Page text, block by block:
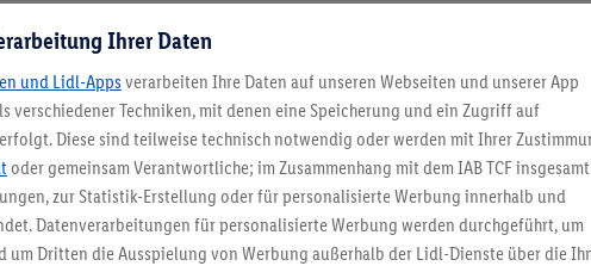
5.95 € Versand sparen³²ᵃ
Jetzt zum Newsletter anmelden
Ihrer Daten
und Lidl-Apps verarbeiten Ihre Daten auf unseren Webseiten und unserer App
verschiedener Techniken, mit denen eine Speicherung und ein Zugriff auf
Diese sind teilweise technisch notwendig oder werden mit Ihrer
oder gemeinsam Verantwortliche; im Zusammenhang mit dem IAB TCF insgesamt
zur Statistik-Erstellung oder für personalisierte Werbung innerhalb und
Datenverarbeitungen für personalisierte Werbung werden durchgeführt, um
um Dritten die Ausspielung von Werbung außerhalb der Lidl-Dienste über die